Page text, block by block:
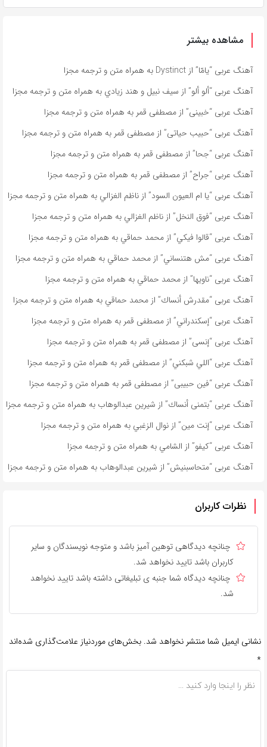
مشاهده بیشتر
آهنگ عربی “يامّا” از Dystinct به همراه متن و ترجمه مجزا
آهنگ عربی “ألو ألو” از سيف نبيل و هند زيادي به همراه متن و ترجمه مجزا
آهنگ عربی “خبينى” از مصطفى قمر به همراه متن و ترجمه مجزا
آهنگ عربی “حبيب حياتى” از مصطفى قمر به همراه متن و ترجمه مجزا
آهنگ عربی “جحا” از مصطفى قمر به همراه متن و ترجمه مجزا
آهنگ عربی “جراح” از مصطفى قمر به همراه متن و ترجمه مجزا
آهنگ عربی “يا ام العيون السود” از ناظم الغزالي به همراه متن و ترجمه مجزا
آهنگ عربی “فوق النخل” از ناظم الغزالي به همراه متن و ترجمه مجزا
آهنگ عربی “قالوا فيكي” از محمد حماقي به همراه متن و ترجمه مجزا
آهنگ عربی “مش هتنساني” از محمد حماقي به همراه متن و ترجمه مجزا
آهنگ عربی “ناویها” از محمد حماقي به همراه متن و ترجمه مجزا
آهنگ عربی “مقدرش أنساك” از محمد حماقي به همراه متن و ترجمه مجزا
آهنگ عربی “إسكندراني” از مصطفى قمر به همراه متن و ترجمه مجزا
آهنگ عربی “إنسى” از مصطفى قمر به همراه متن و ترجمه مجزا
آهنگ عربی “اللي شبكني” از مصطفى قمر به همراه متن و ترجمه مجزا
آهنگ عربی “فين حبيبى” از مصطفى قمر به همراه متن و ترجمه مجزا
آهنگ عربی “بتمنى أنساك” از شیرین عبدالوهاب به همراه متن و ترجمه مجزا
آهنگ عربی “إنت مين” از نوال الزغبي به همراه متن و ترجمه مجزا
آهنگ عربی “كيفو” از الشامي به همراه متن و ترجمه مجزا
آهنگ عربی “متحاسبنیش” از شیرین عبدالوهاب به همراه متن و ترجمه مجزا
نظرات کاربران
چنانچه دیدگاهی توهین آمیز باشد و متوجه نویسندگان و سایر
کاربران باشد تایید نخواهد شد.
چنانچه دیدگاه شما جنبه ی تبلیغاتی داشته باشد تایید نخواهد
شد.
نشانی ایمیل شما منتشر نخواهد شد. بخش‌های موردنیاز علامت‌گذاری شده‌اند
*